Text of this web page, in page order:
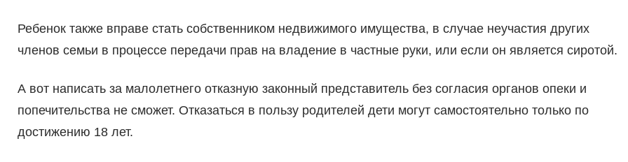
Ребенок также вправе стать собственником недвижимого имущества, в случае неучастия других
членов семьи в процессе передачи прав на владение в частные руки, или если он является сиротой.
А вот написать за малолетнего отказную законный представитель без согласия органов опеки и
попечительства не сможет. Отказаться в пользу родителей дети могут самостоятельно только по
достижению 18 лет.